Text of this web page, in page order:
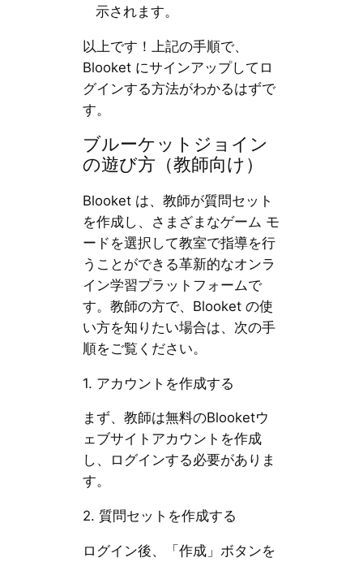
示されます。
以上です！上記の手順で、
Blooket にサインアップしてロ
グインする方法がわかるはずで
す。
ブルーケットジョイン
の遊び方（教師向け）
Blooket は、教師が質問セット
を作成し、さまざまなゲーム モ
ードを選択して教室で指導を行
うことができる革新的なオンラ
イン学習プラットフォームで
す。教師の方で、Blooket の使
い方を知りたい場合は、次の手
順をご覧ください。
1. アカウントを作成する
まず、教師は無料のBlooketウ
ェブサイトアカウントを作成
し、ログインする必要がありま
す。
2. 質問セットを作成する
ログイン後、「作成」ボタンを